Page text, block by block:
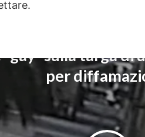
“gay” sulla targa
per